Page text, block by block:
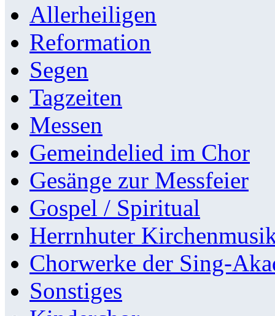
Allerheiligen
Reformation
Segen
Tagzeiten
Messen
Gemeindelied im Chor
Gesänge zur Messfeier
Gospel / Spiritual
Herrnhuter
Chorwerke der Sing-
Sonstiges